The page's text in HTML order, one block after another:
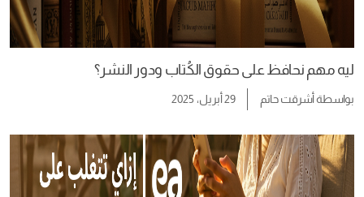
ليه مهم نحافظ على حقوق الكُتاب ودور النشر؟
بواسطةأشرقت حاتم 29 أبريل، 2025